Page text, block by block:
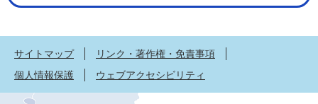
サイトマップ
リンク・著作権・免責事項
個人情報保護
ウェブアクセシビリティ